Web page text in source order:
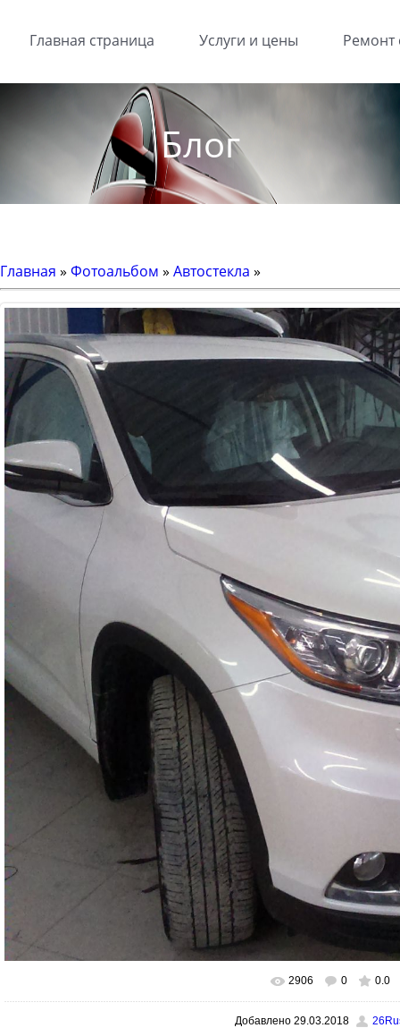
Главная страница Услуги и цены Ремонт
Блог
Главная » Фотоальбом » Автостекла »
В реальном размере
2906 0 0.0
Добавлено29.03.2018